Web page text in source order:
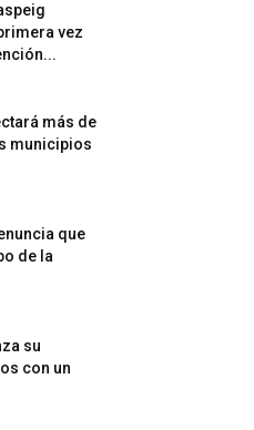
vez
más de
municipios
que
de la
su
con un